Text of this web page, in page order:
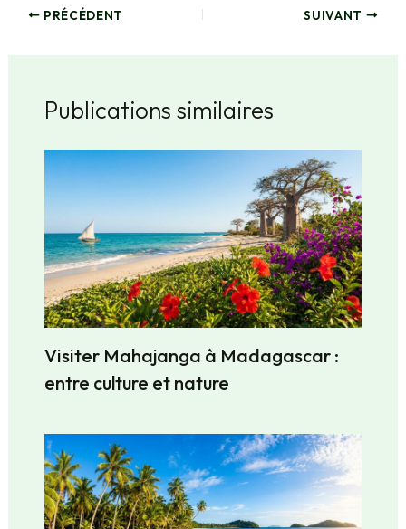
PRÉCÉDENT SUIVANT
Publications similaires
Visiter Mahajanga à Madagascar :
entre culture et nature